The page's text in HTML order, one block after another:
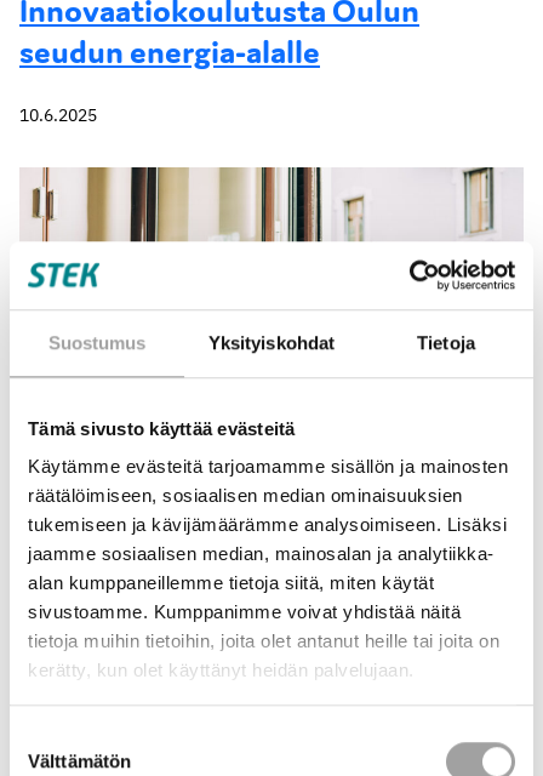
Suostumus Yksityiskohdat Tietoja
Tämä sivusto käyttää evästeitä
Käytämme evästeitä tarjoamamme sisällön ja mainosten
räätälöimiseen, sosiaalisen median ominaisuuksien
tukemiseen ja kävijämäärämme analysoimiseen. Lisäksi
jaamme sosiaalisen median, mainosalan ja analytiikka-
alan kumppaneillemme tietoja siitä, miten käytät
sivustoamme. Kumppanimme voivat yhdistää näitä
tietoja muihin tietoihin, joita olet antanut heille tai joita on
kerätty, kun olet käyttänyt heidän palvelujaan.
valinta
Välttämätön
Innovaatiokoulutusta Oulun
seudun energia-alalle
10.6.2025
SEIK-hankkeessa (Sähkö- ja energia-alan
innovaatiokoulutuksen keihäänkärki) tavoitteena on
luoda uusia innovaatioita yhdistämällä akateeminen
osaaminen ja yrityselämän tarpeet. STEKin myöntämä
innovaatiorahoitusmahdollistaa käytännönläheisen